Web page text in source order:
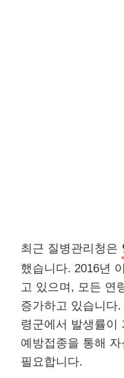
최근 질병관리청은
했습니다. 2016년
고 있으며, 모든 연
증가하고 있습니다
령군에서 발생률이
예방접종을 통해
필요합니다.